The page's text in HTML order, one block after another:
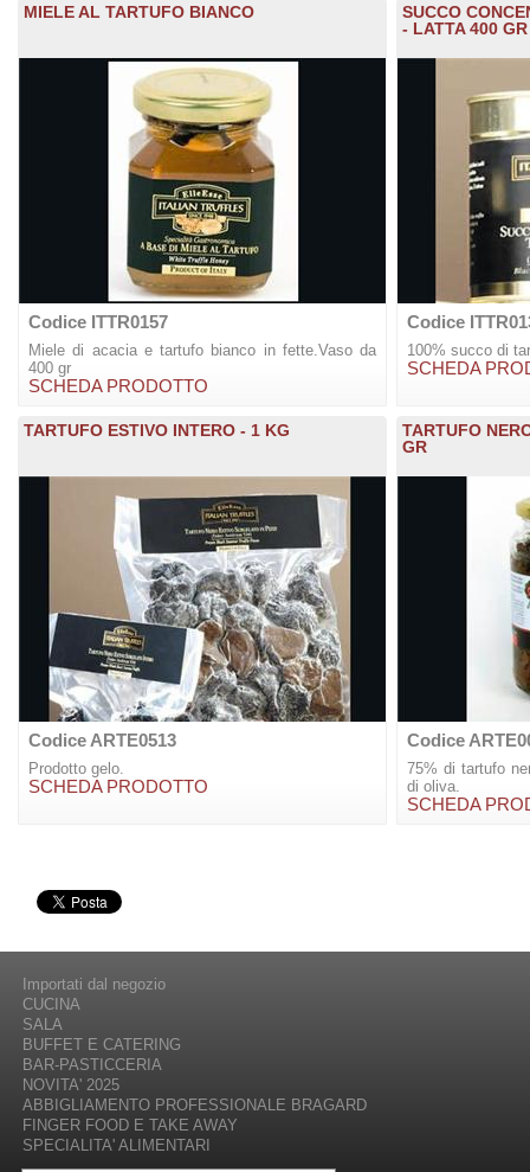
MIELE AL TARTUFO BIANCO
Codice ITTR0157
Miele di acacia e tartufo bianco in fette.Vaso da
400 gr
SCHEDA PRODOTTO
SUCCO
- LATTA 400 GR
Codice
100% succo di
SCHEDA
TARTUFO ESTIVO INTERO - 1 KG
Codice ARTE0513
Prodotto gelo.
SCHEDA PRODOTTO
TARTUFO
GR
Codice
75% di tartufo
di oliva.
SCHEDA
Importati dal negozio
CUCINA
SALA
BUFFET E CATERING
BAR-PASTICCERIA
NOVITA' 2025
ABBIGLIAMENTO PROFESSIONALE BRAGARD
FINGER FOOD E TAKE AWAY
SPECIALITA' ALIMENTARI